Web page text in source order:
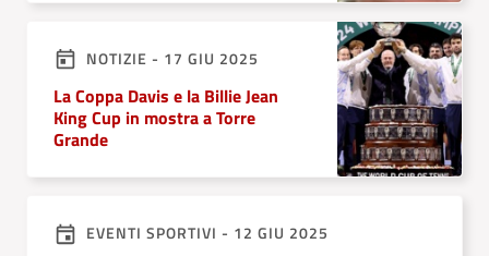
NOTIZIE - 17 GIU 2025
La Coppa Davis e la Billie Jean
King Cup in mostra a Torre
Grande
EVENTI SPORTIVI - 12 GIU 2025